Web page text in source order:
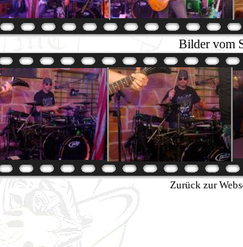
Bilder vom
Zurück zur